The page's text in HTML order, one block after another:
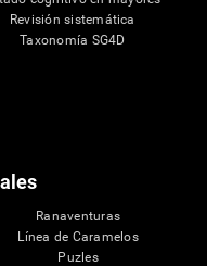
Revisión sistemática
Taxonomía SG4D
Ranaventuras
Línea de Caramelos
Puzles